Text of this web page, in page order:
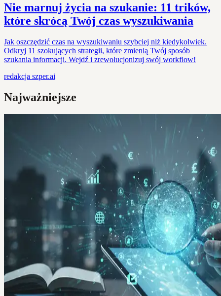
Nie marnuj życia na szukanie: 11 trików,
które skrócą Twój czas wyszukiwania
Jak oszczędzić czas na wyszukiwaniu szybciej niż kiedykolwiek.
Odkryj 11 szokujących strategii, które zmienią Twój sposób
szukania informacji. Wejdź i zrewolucjonizuj swój workflow!
redakcja szper.ai
Najważniejsze